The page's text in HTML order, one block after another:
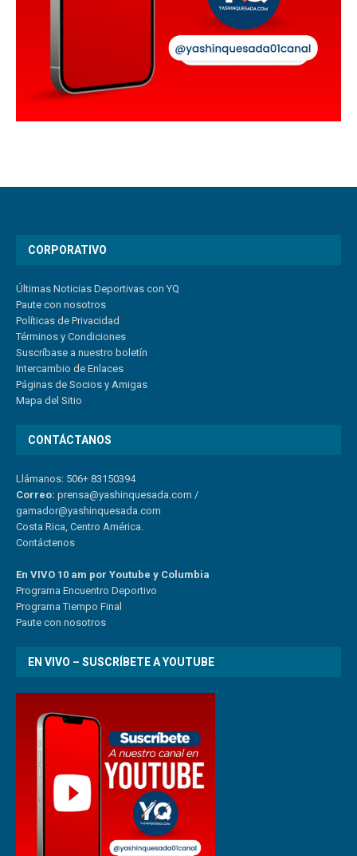
CORPORATIVO
Últimas Noticias Deportivas con YQ
Paute con nosotros
Políticas de Privacidad
Términos y Condiciones
Suscríbase a nuestro boletín
Intercambio de Enlaces
Páginas de Socios y Amigas
Mapa del Sitio
CONTÁCTANOS
Llámanos: 506+ 83150394
Correo: prensa@yashinquesada.com /
gamador@yashinquesada.com
Costa Rica, Centro América.
Contáctenos
En VIVO 10 am por Youtube y Columbia
Programa Encuentro Deportivo
Programa Tiempo Final
Paute con nosotros
EN VIVO – SUSCRÍBETE A YOUTUBE